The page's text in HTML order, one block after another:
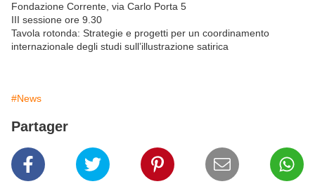
Fondazione Corrente, via Carlo Porta 5
III sessione ore 9.30
Tavola rotonda: Strategie e progetti per un coordinamento
internazionale degli studi sull’illustrazione satirica
#News
Partager